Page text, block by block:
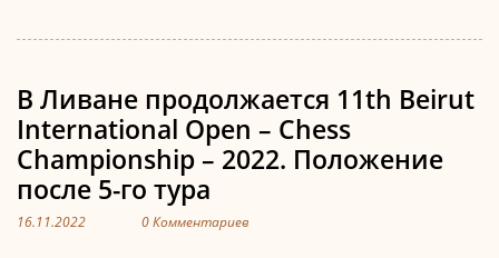
В Ливане продолжается 11th Beirut
International Open – Chess
Championship – 2022. Положение
после 5-го тура
16.11.2022 0 Комментариев